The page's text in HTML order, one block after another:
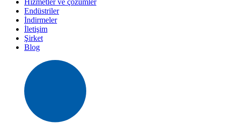
Hizmetler ve çözümler
Endüstriler
İndirmeler
İletişim
Şirket
Blog